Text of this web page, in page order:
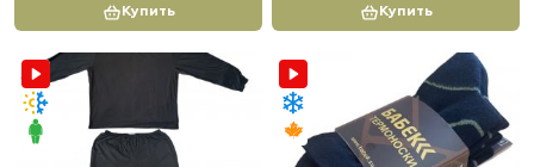
Купить Купить